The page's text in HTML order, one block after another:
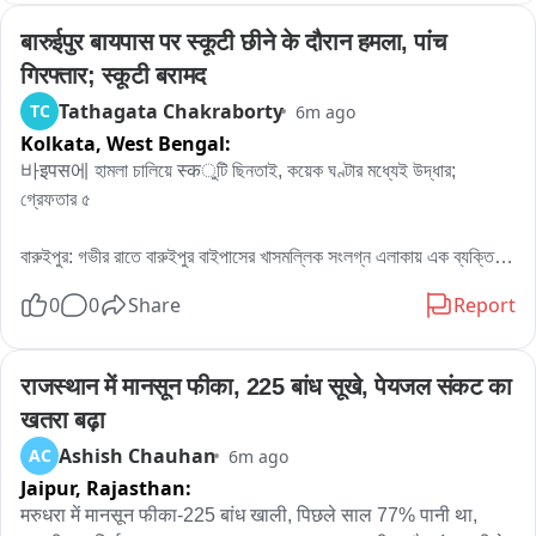
ময়নাতদন্তের জন্য হাসপাতালে পাঠানো হয়েছে。
মৃতার বাড়ি এবং যেখান থেকে দেহ উদ্ধার হয়েছে, সেই দুই জায়গাই ঘিরে রেখে তদন্ত
শুরু করেছে পুলিশ। ঘটনায় জড়িত সন্দেহে একজনকে আটক করে জিজ্ঞাসাবাদ করা
হচ্ছে。
তবে ঠিক কী কারণে অপর্ণাকে খুন করা হল? এর নেপথ্যে কি সত্যিই বিবাহ-বহির্ভূত
সম্পর্ক, নাকি রয়েছে অন্য কোনও কারণ? খুনের সঙ্গে আর কেউ জড়িত কি না, কীভাবে
এই ঘটনা ঘটল এবং দেহ বস্তাবন্দি করে জমিতে ফেলে রাখা হল কেন, সমস্ত দিক
খতিয়ে দেখছে মঙ্গলকোট থানার পুলিশ।
বাইট:-
১) আলো বাগদি( অপর্না দাসের ননদ)
बारुईपुर बायपास पर स्कूटी छीने के दौरान हमला, पांच
गिरफ्तार; स्कूटी बरामद
TC Tathagata Chakraborty 6m ago
Kolkata, West Bengal:
바इपस에 হামলা চালিয়ে स्कুটি ছিনতাই, কয়েক ঘণ্টার মধ্যেই উদ্ধার;
গ্রেফতার ৫
বারুইপুর: গভীর রাতে বারুইপুর বাইপাসের খাসমল্লিক সংলগ্ন এলাকায় এক ব্যক্তিকে
ছিনতাই হওয়া স্কুটি উদ্ধার করল বারুইপুর থানার পুলিশ। ঘটনায় পাঁচজনকে
অভিযোগ, শুক্রবার রাত প্রায় দুটো নাগাদ বারুইপুর বাইপাসের খাসমল্লিক সংলগ্ন
এলাকা দিয়ে যাচ্ছিলেন মলয় কুমার দাস। তাঁর বাড়ি সোনারপুরের গোবিন্দপুর বাজার
এলাকায়। সেই সময় কয়েকজন হকি স্টিক ও লাঠি নিয়ে তাঁর উপর হামলা চালায় বলে
অভিযোগ। তাঁকে বেধড়ক মারধর করার পর স্কুটি ছিনিয়ে নিয়ে অভিযুক্তরা পালিয়ে
যায় বলে অভিযোগ。
0 0 Share Report
राजस्थान में मानसून फीका, 225 बांध सूखे, पेयजल संकट का
खतरा बढ़ा
AC Ashish Chauhan 6m ago
Jaipur, Rajasthan:
मरुधरा में मानसून फीका-225 बांध खाली, पिछले साल 77% पानी था,